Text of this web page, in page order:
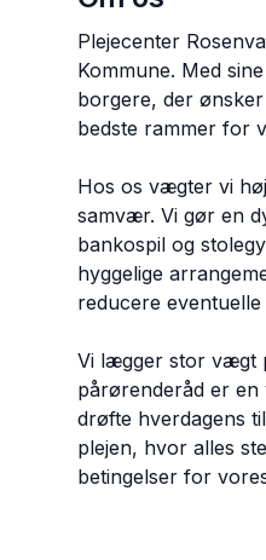
Plejecenter
Kommune. Med
borgere, der
bedste rammer for
Hos os vægter vi
samvær. Vi gør en
bankospil og
hyggelige
reducere
Vi lægger stor vægt
pårørenderåd er
drøfte hverdagens
plejen, hvor alles
betingelser for